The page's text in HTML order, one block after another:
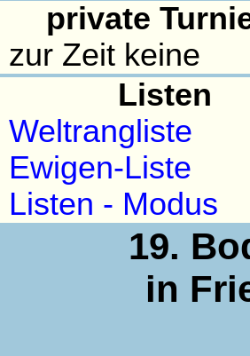
private
zur Zeit keine
Listen
Weltrangliste
Ewigen-Liste
Listen - Modus
19.
in